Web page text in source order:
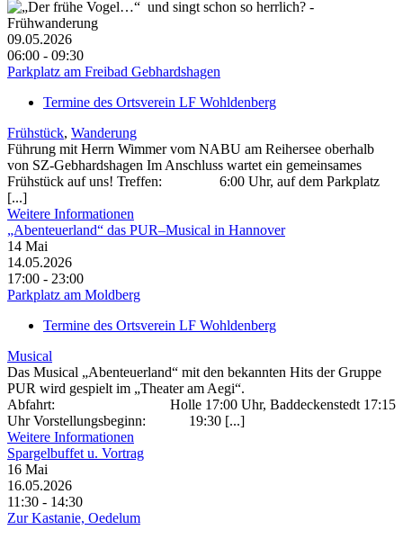
09.05.2026
06:00 - 09:30
Parkplatz am Freibad Gebhardshagen
Termine des Ortsverein LF Wohldenberg
Frühstück, Wanderung
Führung mit Herrn Wimmer vom NABU am Reihersee oberhalb
von SZ-Gebhardshagen Im Anschluss wartet ein gemeinsames
Frühstück auf uns! Treffen: 6:00 Uhr, auf dem Parkplatz
[...]
Weitere Informationen
„Abenteuerland“ das PUR–Musical in Hannover
14 Mai
14.05.2026
17:00 - 23:00
Parkplatz am Moldberg
Termine des Ortsverein LF Wohldenberg
Musical
Das Musical „Abenteuerland“ mit den bekannten Hits der Gruppe
PUR wird gespielt im „Theater am Aegi“.
Abfahrt: Holle 17:00 Uhr, Baddeckenstedt 17:15
Uhr Vorstellungsbeginn: 19:30 [...]
Weitere Informationen
Spargelbuffet u. Vortrag
16 Mai
16.05.2026
11:30 - 14:30
Zur Kastanie, Oedelum